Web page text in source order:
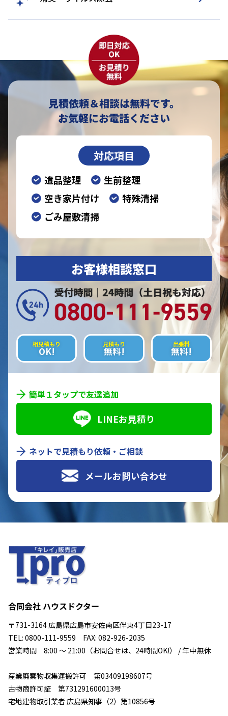
見積依頼＆相談は無料です。
お気軽にお電話ください
対応項目
遺品整理
生前整理
空き家片付け
特殊清掃
ごみ屋敷清掃
お客様相談窓口
相見積もり
OK!
見積もり
無料!
出張料
無料!
簡単１タップで友達追加
LINEお見積り
ネットで見積もり依頼・ご相談
メールお問い合わせ
合同会社 ハウスドクター
〒731-3164 広島県広島市安佐南区伴東4丁目23-17
TEL: 0800-111-9559 FAX: 082-926-2035
営業時間 8:00 ～ 21:00（お問合せは、24時間OK!） / 年中無休
産業廃棄物収集運搬許可 第03409198607号
古物商許可証 第731291600013号
宅地建物取引業者 広島県知事（2）第10856号